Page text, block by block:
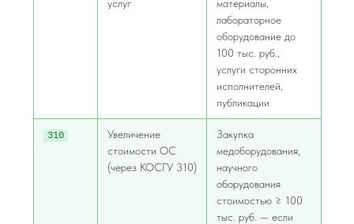
услуг
материалы,
лабораторное
оборудование до
100 тыс. руб.,
услуги сторонних
исполнителей,
публикации
310
Увеличение
стоимости ОС
(через КОСГУ 310)
Закупка
медоборудования,
научного
оборудования
стоимостью ≥ 100
тыс. руб. — если